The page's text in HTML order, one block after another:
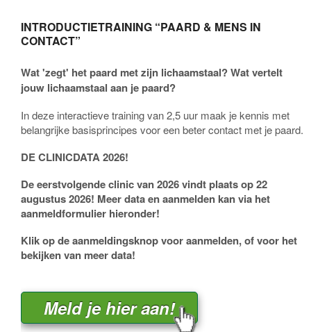
INTRODUCTIETRAINING “PAARD & MENS IN
CONTACT”
Wat 'zegt' het paard met zijn lichaamstaal? Wat vertelt
jouw lichaamstaal aan je paard?
In deze interactieve training van 2,5 uur maak je kennis met
belangrijke basisprincipes voor een beter contact met je paard.
DE CLINICDATA 2026!
De eerstvolgende clinic van 2026 vindt plaats op 22
augustus 2026! Meer data en aanmelden kan via het
aanmeldformulier hieronder!
Klik op de aanmeldingsknop voor aanmelden, of voor het
bekijken van meer data!
Meld je hier aan!